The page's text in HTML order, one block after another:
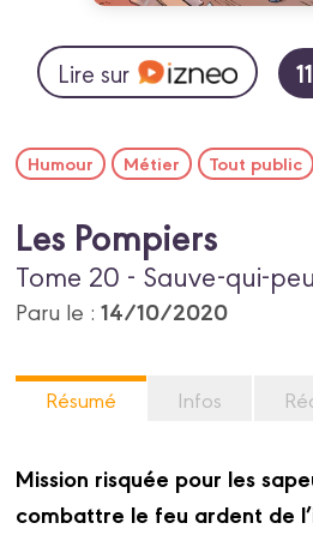
Lire sur
Humour Métier Tout public
Les Pompiers
Tome 20 - Sauve-qui-
Paru le :14/10/2020
Résumé Infos
Mission risquée pour les
combattre le feu ardent de